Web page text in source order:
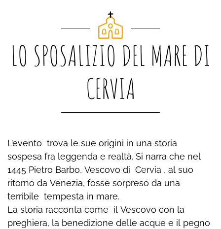
LO SPOSALIZIO DEL MARE DI
CERVIA
L’evento trova le sue origini in una storia
sospesa fra leggenda e realtà. Si narra che nel
1445 Pietro Barbo, Vescovo di Cervia , al suo
ritorno da Venezia, fosse sorpreso da una
terribile tempesta in mare.
La storia racconta come il Vescovo con la
preghiera, la benedizione delle acque e il pegno